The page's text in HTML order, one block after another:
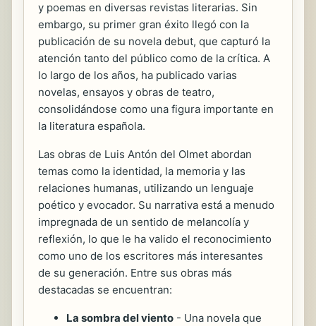
y poemas en diversas revistas literarias. Sin
embargo, su primer gran éxito llegó con la
publicación de su novela debut, que capturó la
atención tanto del público como de la crítica. A
lo largo de los años, ha publicado varias
novelas, ensayos y obras de teatro,
consolidándose como una figura importante en
la literatura española.
Las obras de Luis Antón del Olmet abordan
temas como la identidad, la memoria y las
relaciones humanas, utilizando un lenguaje
poético y evocador. Su narrativa está a menudo
impregnada de un sentido de melancolía y
reflexión, lo que le ha valido el reconocimiento
como uno de los escritores más interesantes
de su generación. Entre sus obras más
destacadas se encuentran:
La sombra del viento - Una novela que